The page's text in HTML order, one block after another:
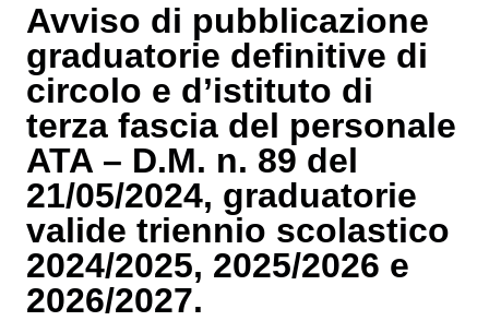
Avviso di pubblicazione
graduatorie definitive di
circolo e d’istituto di
terza fascia del personale
ATA – D.M. n. 89 del
21/05/2024, graduatorie
valide triennio scolastico
2024/2025, 2025/2026 e
2026/2027.